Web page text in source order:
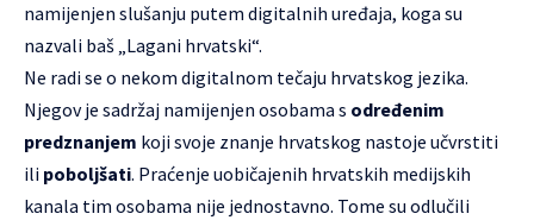
namijenjen slušanju putem digitalnih uređaja, koga su
nazvali baš „Lagani hrvatski“.
Ne radi se o nekom digitalnom tečaju hrvatskog jezika.
Njegov je sadržaj namijenjen osobama s određenim
predznanjem koji svoje znanje hrvatskog nastoje učvrstiti
ili poboljšati. Praćenje uobičajenih hrvatskih medijskih
kanala tim osobama nije jednostavno. Tome su odlučili